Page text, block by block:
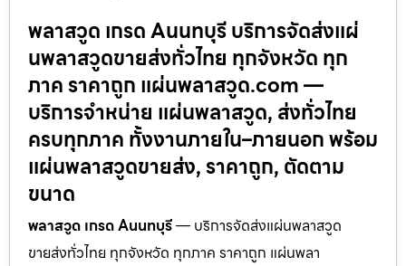
พลาสวูด เกรด Aนนทบุรี บริการจัดส่งแผ่
นพลาสวูดขายส่งทั่วไทย ทุกจังหวัด ทุก
ภาค ราคาถูก แผ่นพลาสวูด.com —
บริการจำหน่าย แผ่นพลาสวูด, ส่งทั่วไทย
ครบทุกภาค ทั้งงานภายใน–ภายนอก พร้อม
แผ่นพลาสวูดขายส่ง, ราคาถูก, ตัดตาม
ขนาด
พลาสวูด เกรด Aนนทบุรี— บริการจัดส่งแผ่นพลาสวูด
ขายส่งทั่วไทย ทุกจังหวัด ทุกภาค ราคาถูก แผ่นพลา